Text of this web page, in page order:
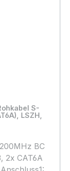
S-
LSZH,
BC
2x CAT6A